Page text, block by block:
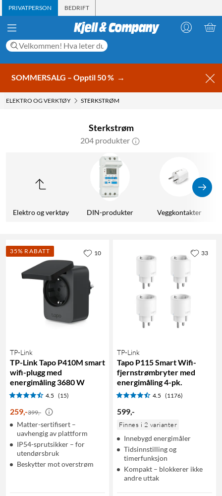
PRIVATPERSON BEDRIFT
SOMMERSALG – Opptil 50 % →
ELEKTRO OG VERKTØY STERKSTRØM
Sterkstrøm
204 produkter
Elektro og verktøy DIN-produkter Veggkontakter
35% RABATT
TP-Link
TP-Link Tapo P410M smart
wifi-plugg med
energimåling 3680 W
4.5 (15)
259,-399,-
Matter-sertifisert –
uavhengig av plattform
IP54-sprutsikker – for
utendørsbruk
Beskytter mot overstrøm
10
TP-Link
Tapo P115 Smart Wifi-
fjernstrømbryter med
energimåling 4-pk.
4.5 (1176)
599,-
Finnes i 2 varianter
Innebygd energimåler
Tidsinnstilling og
timerfunksjon
Kompakt – blokkerer ikke
andre uttak
33